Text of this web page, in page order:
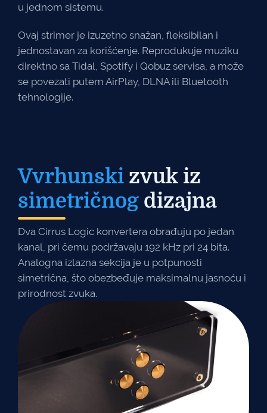
u jednom sistemu.
Ovaj strimer je izuzetno snažan, fleksibilan i
jednostavan za korišćenje. Reprodukuje muziku
direktno sa Tidal, Spotify i Qobuz servisa, a može
se povezati putem AirPlay, DLNA ili Bluetooth
tehnologije.
Vvrhunski zvuk iz
simetričnog dizajna
Dva Cirrus Logic konvertera obrađuju po jedan
kanal, pri čemu podržavaju 192 kHz pri 24 bita.
Analogna izlazna sekcija je u potpunosti
simetrična, što obezbeđuje maksimalnu jasnoću i
prirodnost zvuka.